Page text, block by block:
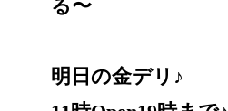
る〜
明日の金デリ♪